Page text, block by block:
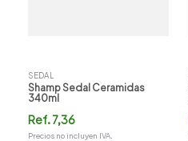
SEDAL
Shamp Sedal Ceramidas
340ml
Ref.7,36
Precios no incluyen IVA.